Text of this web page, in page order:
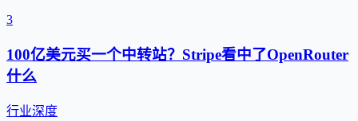
3
100亿美元买一个中转站？Stripe看中了OpenRouter
什么
行业深度